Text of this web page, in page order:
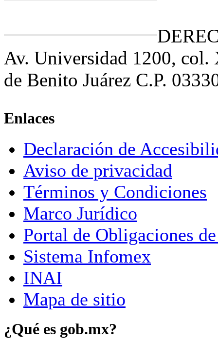
Av. Universidad 1200,
de Benito Juárez C.P.
Enlaces
Declaración de
Aviso de privacidad
Términos y Condiciones
Marco Jurídico
Portal de Obligaciones
Sistema Infomex
INAI
Mapa de sitio
¿Qué es gob.mx?